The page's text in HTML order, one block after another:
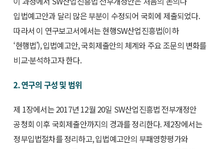
입법예고안과 달리 많은 부분이 수정되어 국회에 제출되었다.
따라서 이 연구보고서에서는 현행SW산업진흥법(이하
‘현행법’), 입법예고안, 국회제출안의 체계와 주요 조문의 변화를
비교·분석하고자 한다.
2. 연구의 구성 및 범위
제 1장에서는 2017년 12월 20일 SW산업진흥법 전부개정안
공청회 이후 국회제출안까지의 경과를 정리한다. 제2장에서는
정부입법절차를 정리하고, 입법예고안의 부패영향평가와